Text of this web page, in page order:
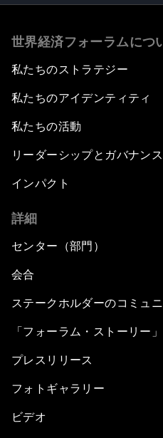
世界経済フォーラムにつ
私たちのストラテジー
私たちのアイデンティティ
私たちの活動
リーダーシップとガバナンス
インパクト
詳細
センター（部門）
会合
ステークホルダーのコミュ
「フォーラム・ストーリー」
プレスリリース
フォトギャラリー
ビデオ